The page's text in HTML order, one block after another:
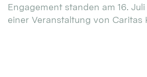
Engagement standen am 16.
einer Veranstaltung von Caritas